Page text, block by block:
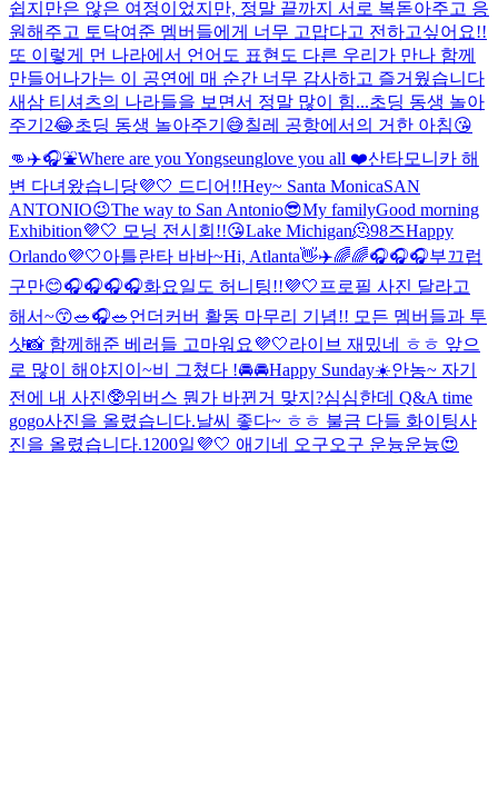
쉽지만은 않은 여정이었지만, 정말 끝까지 서로 복돋아주고 응
원해주고 토닥여준 멤버들에게 너무 고맙다고 전하고싶어요!!
또 이렇게 먼 나라에서 언어도 표현도 다른 우리가 만나 함께
만들어나가는 이 공연에 매 순간 너무 감사하고 즐거웠습니다
새삼 티셔츠의 나라들을 보면서 정말 많이 힘...초딩 동생 놀아
주기2😂초딩 동생 놀아주기😅칠레 공항에서의 거한 아침😘
👊 ✈️🎧⛲️Where are you Yongseunglove you all ❤️산타모니카 해
변 다녀왔습니당💜🤍 드디어!!Hey~ Santa MonicaSAN
ANTONIO😉The way to San Antonio😎My familyGood morning
Exhibition💜🤍 모닝 전시회!!😘Lake Michigan🫠98즈Happy
Orlando💜🤍아틀란타 바바~Hi, Atlanta👋✈️🌈🌈🎧🎧🎧부끄럽
구만😊🎧🎧🎧🎧화요일도 허니팅!!💜🤍 프로필 사진 달라고
해서~😙🥗🎧🥗언더커버 활동 마무리 기념!! 모든 멤버들과 투
샷📸 함께해준 베러들 고마워요💜🤍라이브 재밌네 ㅎㅎ 앞으
로 많이 해야지이~비 그쳤다 !🚘🚘Happy Sunday☀️안농~ 자기
전에 내 사진🥸위버스 뭔가 바뀐거 맞지?심심한데 Q&A time
gogo사진을 올렸습니다.날씨 좋다~ ㅎㅎ 불금 다들 화이팅사
진을 올렸습니다.1200일💜🤍 애기네 오구오구 운늉운늉😍